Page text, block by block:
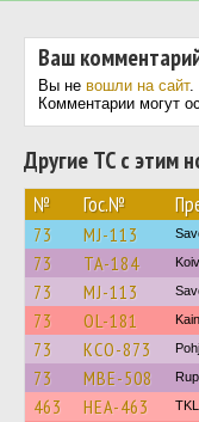
Ваш
Вы не вошли на сайт.
Комментарии могут
Другие ТС с этим
№ Гос.№
73 MJ-113
73 TA-184
73 MJ-113
73 OL-181
73 KCO-873
73 MBE-508
463 HEA-463 TKL